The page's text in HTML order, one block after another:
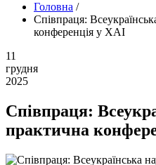
Головна /
Співпраця:
конференція у ХАІ
11
грудня
2025
Співпраця:
практична